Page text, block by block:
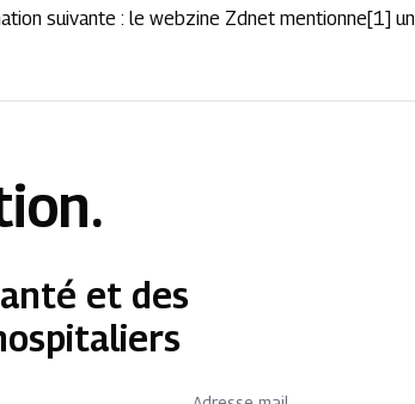
suivante : le webzine Zdnet mentionne[1] un
et des